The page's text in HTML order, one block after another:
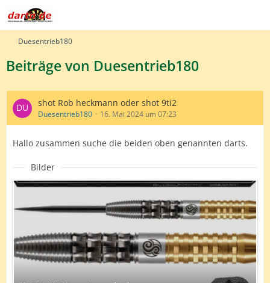
Duesentrieb180
Beiträge von Duesentrieb180
shot Rob heckmann oder shot 9ti2
Duesentrieb180 16. Mai 2024 um 07:23
Hallo zusammen suche die beiden oben genannten darts.
Bilder